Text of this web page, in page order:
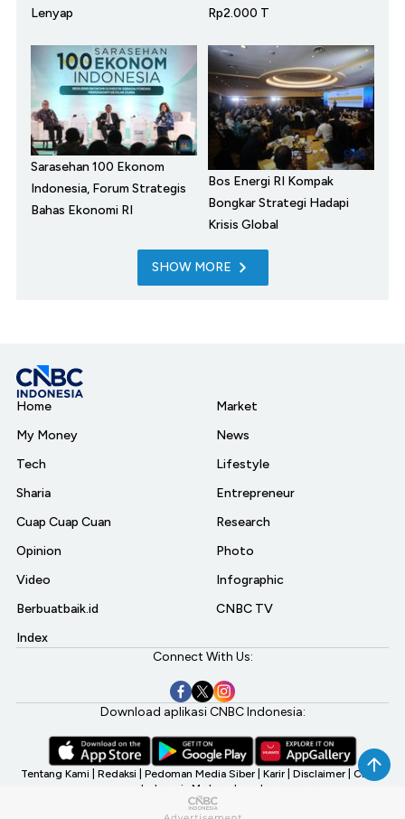
Lenyap
Rp2.000 T
Sarasehan 100 Ekonom
Indonesia, Forum Strategis
Bahas Ekonomi RI
Bos Energi RI Kompak
Bongkar Strategi Hadapi
Krisis Global
SHOW MORE
Home
My Money
Tech
Sharia
Cuap Cuap Cuan
Opinion
Video
Berbuatbaik.id
Index
Market
News
Lifestyle
Entrepreneur
Research
Photo
Infographic
CNBC TV
Connect With Us:
Download aplikasi CNBC Indonesia:
Tentang Kami Redaksi Pedoman Media Siber Karir Disclaimer CNBC
Indonesia My Investment
©2026 CNBC Indonesia, A Transmedia Company